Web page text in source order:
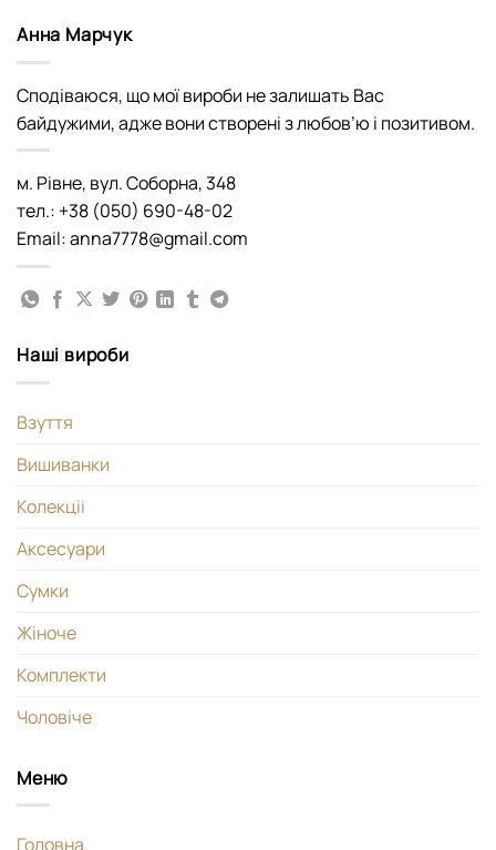
Анна Марчук
Сподіваюся, що мої вироби не залишать Вас
байдужими, адже вони створені з любов’ю і позитивом.
м. Рівне, вул. Соборна, 348
тел.: +38 (050) 690-48-02
Email: anna7778@gmail.com
Наші вироби
Взуття
Вишиванки
Колекціі
Аксесуари
Сумки
Жіноче
Комплекти
Чоловіче
Меню
Головна